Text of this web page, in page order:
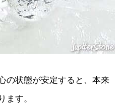
の状態が安定すると、本来
ます。